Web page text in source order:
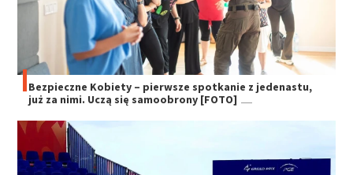
Bezpieczne Kobiety – pierwsze spotkanie z jedenastu,
już za nimi. Uczą się samoobrony [FOTO]